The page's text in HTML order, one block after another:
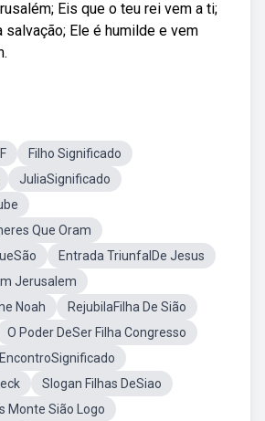
Eis que o teu rei vem a ti;
salvação; Ele é humilde e vem
Filho Significado
JuliaSignificado
Que Oram
Entrada TriunfalDe Jesus
Jerusalem
Noah
RejubilaFilha De Sião
O Poder DeSer Filha Congresso
EncontroSignificado
Slogan Filhas DeSiao
Monte Sião Logo